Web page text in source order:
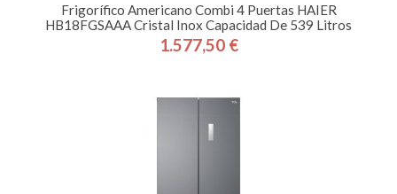
Frigorífico Americano Combi 4 Puertas HAIER
HB18FGSAAA Cristal Inox Capacidad De 539 Litros
Precio
1.577,50 €